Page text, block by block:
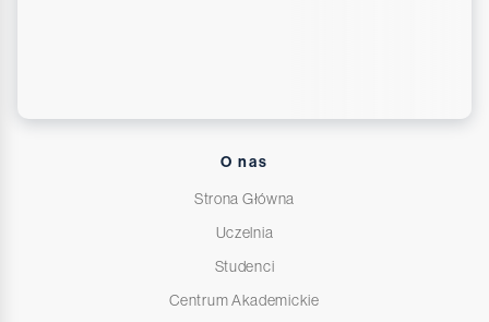
O nas
Strona Główna
Uczelnia
Studenci
Centrum Akademickie